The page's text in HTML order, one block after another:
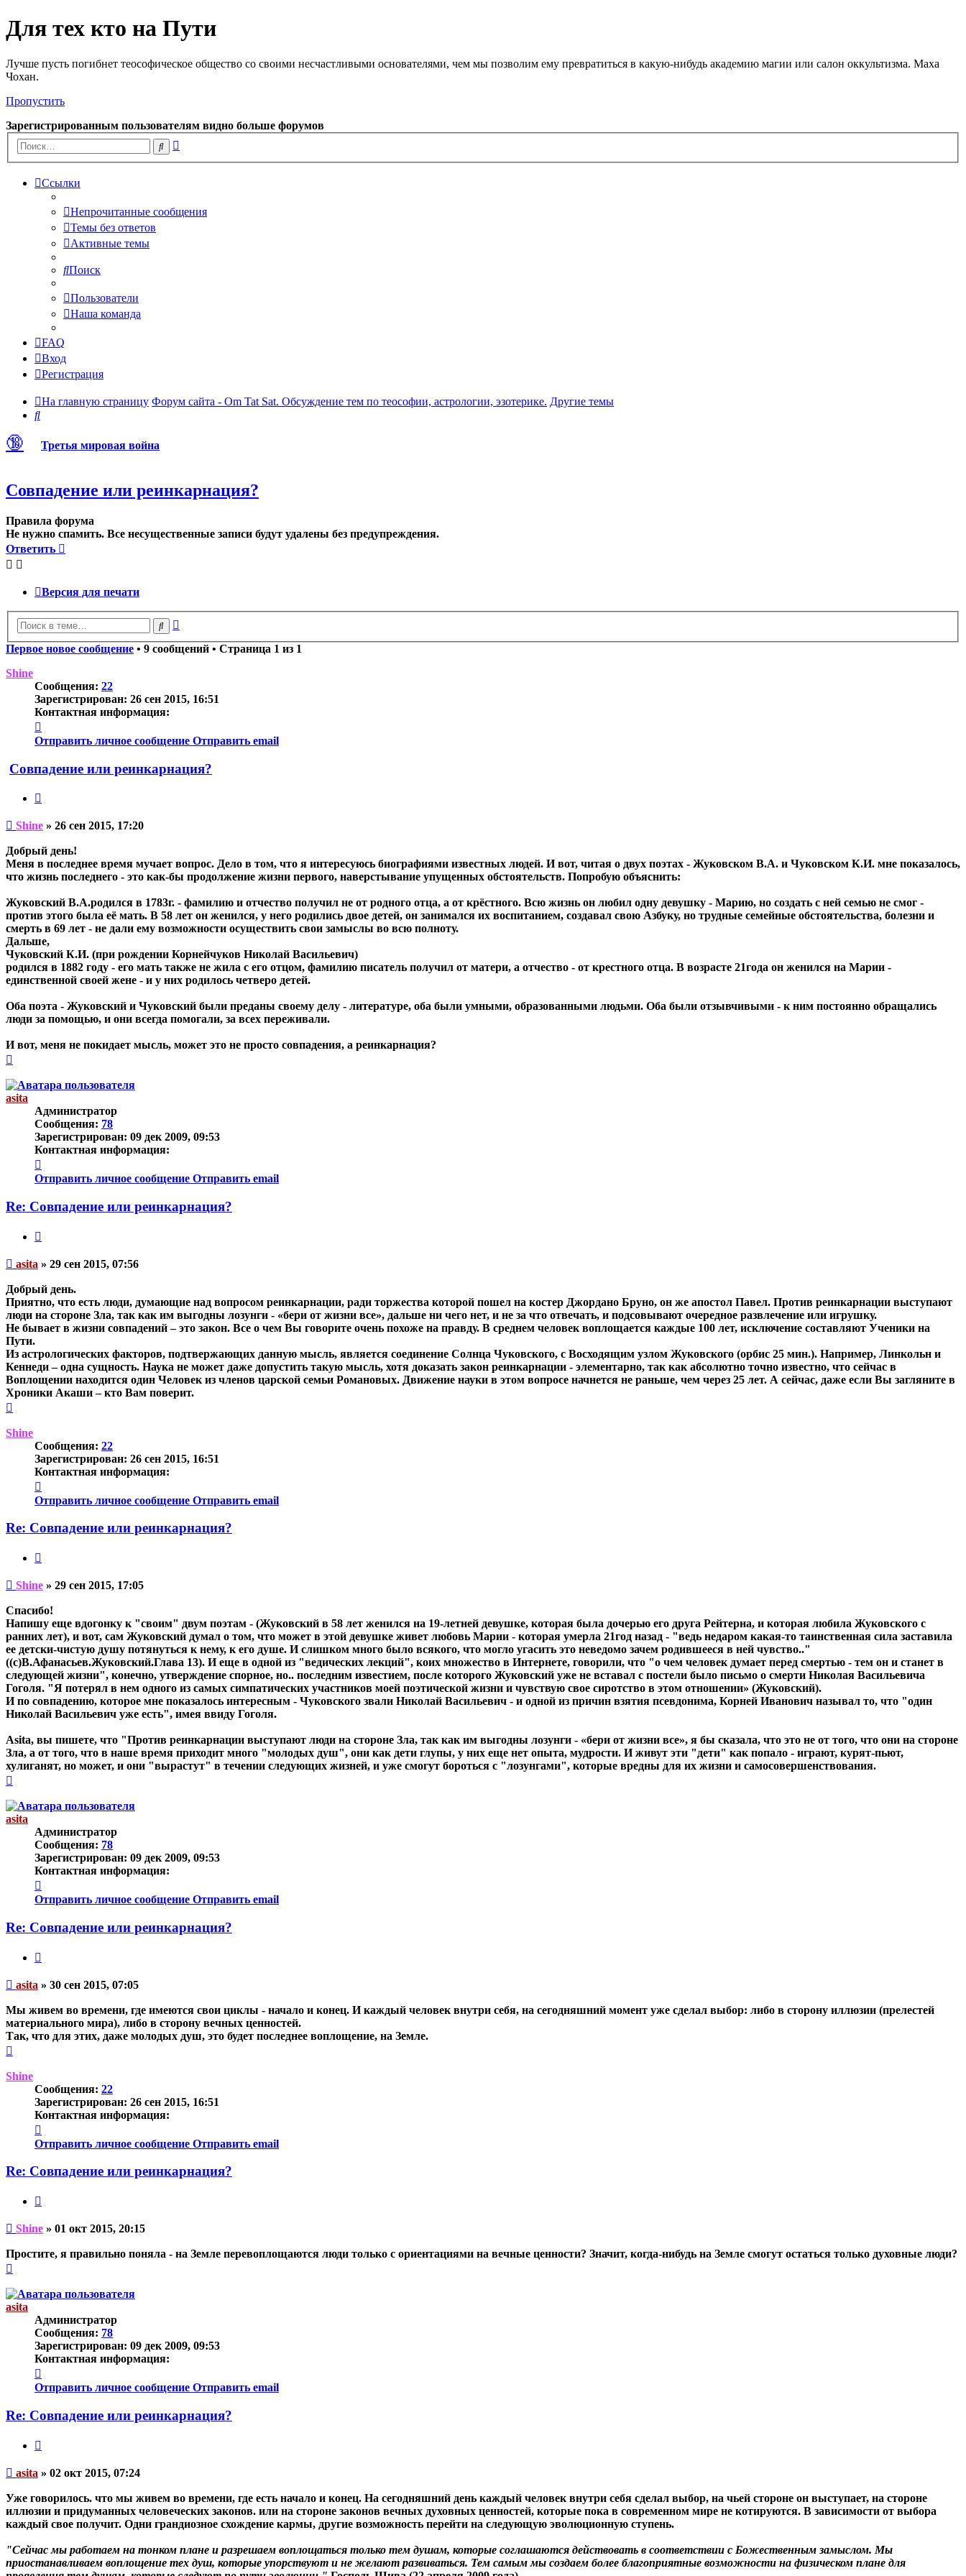
Для тех кто на Пути
Лучше пусть погибнет теософическое общество со своими несчастливыми основателями, чем мы позволим ему превратиться в какую-нибудь академию магии или салон оккультизма. Маха
Чохан.
Пропустить
Зарегистрированным пользователям видно больше форумов
Поиск
Ссылки
Непрочитанные сообщения
Темы без ответов
Активные темы
Поиск
Пользователи
Наша команда
FAQ
Вход
Регистрация
На главную страницу Форум сайта - Om Tat Sat. Обсуждение тем по теософии, астрологии, эзотерике. Другие темы
Поиск
🔞 Третья мировая война
Совпадение или реинкарнация?
Правила форума
Не нужно спамить. Все несущественные записи будут удалены без предупреждения.
Ответить
Версия для печати
Поиск
Первое новое сообщение • 9 сообщений • Страница 1 из 1
Shine
Сообщения: 22
Зарегистрирован: 26 сен 2015, 16:51
Контактная информация:
информация
пользователя
Отправить личное сообщение Отправить email
Совпадение или реинкарнация?
Непрочитанное
Shine » 26 сен 2015, 17:20
Добрый день!
Меня в последнее время мучает вопрос. Дело в том, что я интересуюсь биографиями известных людей. И вот, читая о двух поэтах - Жуковском В.А. и Чуковском К.И. мне показалось,
что жизнь последнего - это как-бы продолжение жизни первого, наверстывание упущенных обстоятельств. Попробую объяснить:
Жуковский В.А.родился в 1783г. - фамилию и отчество получил не от родного отца, а от крёстного. Всю жизнь он любил одну девушку - Марию, но создать с ней семью не смог -
против этого была её мать. В 58 лет он женился, у него родились двое детей, он занимался их воспитанием, создавал свою Азбуку, но трудные семейные обстоятельства, болезни и
смерть в 69 лет - не дали ему возможности осуществить свои замыслы во всю полноту.
Дальше,
Чуковский К.И. (при рождении Корнейчуков Николай Васильевич)
родился в 1882 году - его мать также не жила с его отцом, фамилию писатель получил от матери, а отчество - от крестного отца. В возрасте 21года он женился на Марии -
единственной своей жене - и у них родилось четверо детей.
Оба поэта - Жуковский и Чуковский были преданы своему делу - литературе, оба были умными, образованными людьми. Оба были отзывчивыми - к ним постоянно обращались
люди за помощью, и они всегда помогали, за всех переживали.
И вот, меня не покидает мысль, может это не просто совпадения, а реинкарнация?
началу
asita
Администратор
Сообщения: 78
Зарегистрирован: 09 дек 2009, 09:53
Контактная информация:
информация
пользователя
Отправить личное сообщение Отправить email
Re: Совпадение или реинкарнация?
Непрочитанное
asita » 29 сен 2015, 07:56
Добрый день.
Приятно, что есть люди, думающие над вопросом реинкарнации, ради торжества которой пошел на костер Джордано Бруно, он же апостол Павел. Против реинкарнации выступают
люди на стороне Зла, так как им выгодны лозунги - «бери от жизни все», дальше ни чего нет, и не за что отвечать, и подсовывают очередное развлечение или игрушку.
Не бывает в жизни совпадений – это закон. Все о чем Вы говорите очень похоже на правду. В среднем человек воплощается каждые 100 лет, исключение составляют Ученики на
Пути.
Из астрологических факторов, подтвержающих данную мысль, является соединение Солнца Чуковского, с Восходящим узлом Жуковского (орбис 25 мин.). Например, Линкольн и
Кеннеди – одна сущность. Наука не может даже допустить такую мысль, хотя доказать закон реинкарнации - элементарно, так как абсолютно точно известно, что сейчас в
Воплощении находится один Человек из членов царской семьи Романовых. Движение науки в этом вопросе начнется не раньше, чем через 25 лет. А сейчас, даже если Вы загляните в
Хроники Акаши – кто Вам поверит.
началу
Shine
Сообщения: 22
Зарегистрирован: 26 сен 2015, 16:51
Контактная информация:
информация
пользователя
Отправить личное сообщение Отправить email
Re: Совпадение или реинкарнация?
Непрочитанное
Shine » 29 сен 2015, 17:05
Спасибо!
Напишу еще вдогонку к "своим" двум поэтам - (Жуковский в 58 лет женился на 19-летней девушке, которая была дочерью его друга Рейтерна, и которая любила Жуковского с
ранних лет), и вот, сам Жуковский думал о том, что может в этой девушке живет любовь Марии - которая умерла 21год назад - "ведь недаром какая-то таинственная сила заставила
ее детски-чистую душу потянуться к нему, к его душе. И слишком много было всякого, что могло угасить это неведомо зачем родившееся в ней чувство.."
((с)В.Афанасьев.Жуковский.Глава 13). И еще в одной из "ведических лекций", коих множество в Интернете, говорили, что "о чем человек думает перед смертью - тем он и станет в
следующей жизни", конечно, утверждение спорное, но.. последним известием, после которого Жуковский уже не вставал с постели было письмо о смерти Николая Васильевича
Гоголя. "Я потерял в нем одного из самых симпатических участников моей поэтической жизни и чувствую свое сиротство в этом отношении» (Жуковский).
И по совпадению, которое мне показалось интересным - Чуковского звали Николай Васильевич - и одной из причин взятия псевдонима, Корней Иванович называл то, что "один
Николай Васильевич уже есть", имея ввиду Гоголя.
Asita, вы пишете, что "Против реинкарнации выступают люди на стороне Зла, так как им выгодны лозунги - «бери от жизни все», я бы сказала, что это не от того, что они на стороне
Зла, а от того, что в наше время приходит много "молодых душ", они как дети глупы, у них еще нет опыта, мудрости. И живут эти "дети" как попало - играют, курят-пьют,
хулиганят, но может, и они "вырастут" в течении следующих жизней, и уже смогут бороться с "лозунгами", которые вредны для их жизни и самосовершенствования.
началу
asita
Администратор
Сообщения: 78
Зарегистрирован: 09 дек 2009, 09:53
Контактная информация:
информация
пользователя
Отправить личное сообщение Отправить email
Re: Совпадение или реинкарнация?
Непрочитанное
asita » 30 сен 2015, 07:05
Мы живем во времени, где имеются свои циклы - начало и конец. И каждый человек внутри себя, на сегодняшний момент уже сделал выбор: либо в сторону иллюзии (прелестей
материального мира), либо в сторону вечных ценностей.
Так, что для этих, даже молодых душ, это будет последнее воплощение, на Земле.
началу
Shine
Сообщения: 22
Зарегистрирован: 26 сен 2015, 16:51
Контактная информация:
информация
пользователя
Отправить личное сообщение Отправить email
Re: Совпадение или реинкарнация?
Непрочитанное
Shine » 01 окт 2015, 20:15
Простите, я правильно поняла - на Земле перевоплощаются люди только с ориентациями на вечные ценности? Значит, когда-нибудь на Земле смогут остаться только духовные люди?
началу
asita
Администратор
Сообщения: 78
Зарегистрирован: 09 дек 2009, 09:53
Контактная информация:
информация
пользователя
Отправить личное сообщение Отправить email
Re: Совпадение или реинкарнация?
Непрочитанное
asita » 02 окт 2015, 07:24
Уже говорилось. что мы живем во времени, где есть начало и конец. На сегодняшний день каждый человек внутри себя сделал выбор, на чьей стороне он выступает, на стороне
иллюзии и придуманных человеческих законов. или на стороне законов вечных духовных ценностей, которые пока в современном мире не котируются. В зависимости от выбора
каждый свое получит. Одни грандиозное схождение кармы, другие возможность перейти на следующую эволюционную ступень.
"Сейчас мы работаем на тонком плане и разрешаем воплощаться только тем душам, которые соглашаются действовать в соответствии с Божественным замыслом. Мы
приостанавливаем воплощение тех душ, которые упорствуют и не желают развиваться. Тем самым мы создаем более благоприятные возможности на физическом плане для